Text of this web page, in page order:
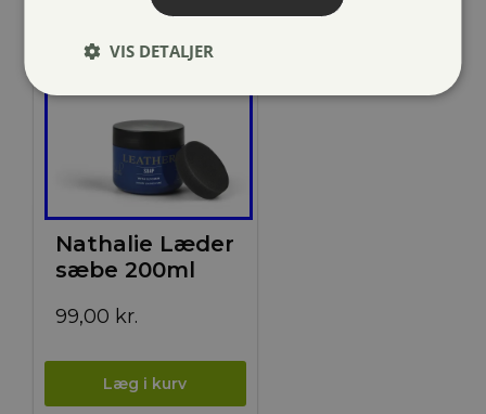
Nathalie Læder
sæbe 200ml
99,00 kr.
VIS DETALJER